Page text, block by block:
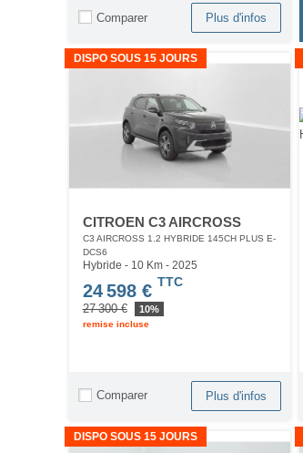
Comparer Plus d'infos
DISPO SOUS 15 JOURS
CITROEN C3 AIRCROSS
C3 AIRCROSS 1.2 HYBRIDE 145CH PLUS E-
DCS6
Hybride - 10 Km - 2025
24 598 € TTC
27 300 € 10%
remise incluse
Comparer Plus d'infos
DISPO SOUS 15 JOURS